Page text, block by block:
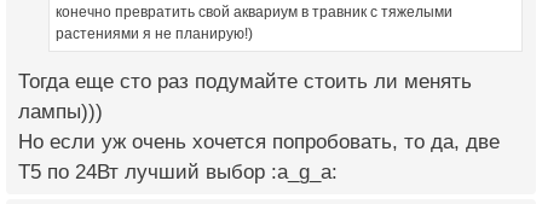
конечно превратить свой аквариум в травник с тяжелыми
растениями я не планирую!)
Тогда еще сто раз подумайте стоить ли менять
лампы)))
Но если уж очень хочется попробовать, то да, две
Т5 по 24Вт лучший выбор :a_g_a: